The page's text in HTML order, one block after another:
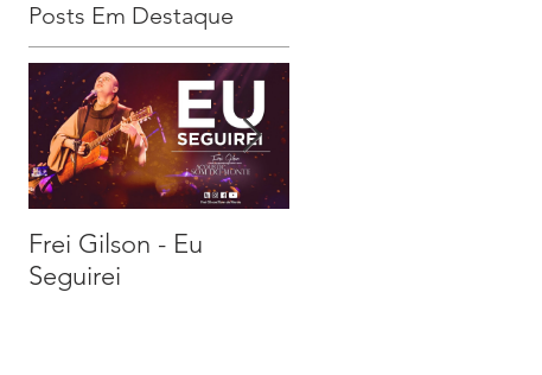
Posts Em Destaque
Frei Gilson - Eu
Seguirei